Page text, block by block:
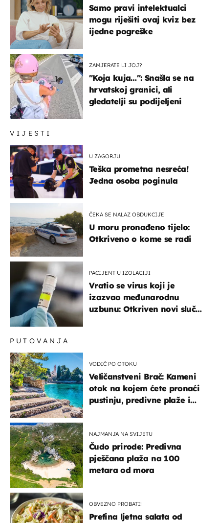
VIJESTI
U ZAGORJU
Teška prometna nesreća!
Jedna osoba poginula
ČEKA SE NALAZ OBDUKCIJE
U moru pronađeno tijelo:
Otkriveno o kome se radi
PACIJENT U IZOLACIJI
Vratio se virus koji je
izazvao međunarodnu
uzbunu: Otkriven novi slučaj
Samo pravi intelektualci
mogu riješiti ovaj kviz bez
ijedne pogreške
ZAMJERATE LI JOJ?
"Koja kuja…": Snašla se na
hrvatskoj granici, ali
gledatelji su podijeljeni
PUTOVANJA
VODIČ PO OTOKU
Veličanstveni Brač: Kameni
otok na kojem ćete pronaći
pustinju, predivne plaže i
NAJMANJA NA SVIJETU
Čudo prirode: Predivna
pješčana plaža na 100
metara od mora
OBVEZNO PROBATI!
Prefina ljetna salata od